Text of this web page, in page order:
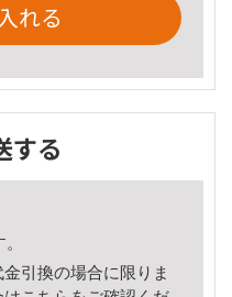
れる
する
引換の場合に限りま